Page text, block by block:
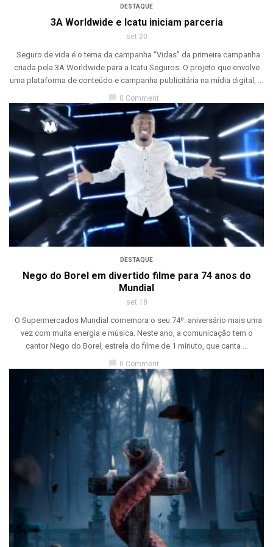
DESTAQUE
3A Worldwide e Icatu iniciam parceria
set 20
Seguro de vida é o tema da campanha “Vidas” da primeira campanha
criada pela 3A Worldwide para a Icatu Seguros. O projeto que envolve
uma plataforma de conteúdo e campanha publicitária na mídia digital, ...
chat_bubble 0 Comment
DESTAQUE
Nego do Borel em divertido filme para 74 anos do
Mundial
set 18
O Supermercados Mundial comemora o seu 74º. aniversário mais uma
vez com muita energia e música. Neste ano, a comunicação tem o
cantor Nego do Borel, estrela do filme de 1 minuto, que canta ...
chat_bubble 0 Comment